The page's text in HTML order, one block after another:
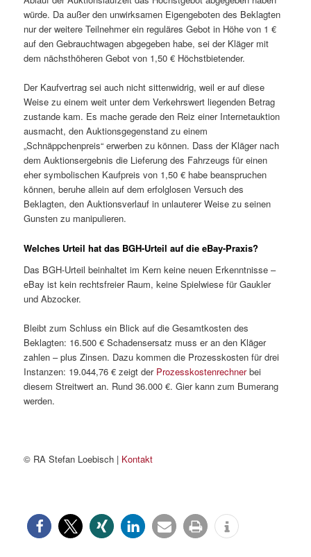
würde. Da außer den unwirksamen Eigengeboten des Beklagten
nur der weitere Teilnehmer ein reguläres Gebot in Höhe von 1 €
auf den Gebrauchtwagen abgegeben habe, sei der Kläger mit
dem nächsthöheren Gebot von 1,50 € Höchstbietender.
Der Kaufvertrag sei auch nicht sittenwidrig, weil er auf diese
Weise zu einem weit unter dem Verkehrswert liegenden Betrag
zustande kam. Es mache gerade den Reiz einer Internetauktion
ausmacht, den Auktionsgegenstand zu einem
„Schnäppchenpreis“ erwerben zu können. Dass der Kläger nach
dem Auktionsergebnis die Lieferung des Fahrzeugs für einen
eher symbolischen Kaufpreis von 1,50 € habe beanspruchen
können, beruhe allein auf dem erfolglosen Versuch des
Beklagten, den Auktionsverlauf in unlauterer Weise zu seinen
Gunsten zu manipulieren.
Welches Urteil hat das BGH-Urteil auf die eBay-Praxis?
Das BGH-Urteil beinhaltet im Kern keine neuen Erkenntnisse –
eBay ist kein rechtsfreier Raum, keine Spielwiese für Gaukler
und Abzocker.
Bleibt zum Schluss ein Blick auf die Gesamtkosten des
Beklagten: 16.500 € Schadensersatz muss er an den Kläger
zahlen – plus Zinsen. Dazu kommen die Prozesskosten für drei
Instanzen: 19.044,76 € zeigt der Prozesskostenrechnerbei
diesem Streitwert an. Rund 36.000 €. Gier kann zum Bumerang
werden.
© RA Stefan Loebisch | Kontakt